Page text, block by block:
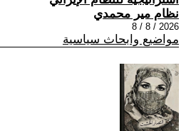
نظام مير محمدي
2026 / 8 / 8
مواضيع وابحاث سياسية